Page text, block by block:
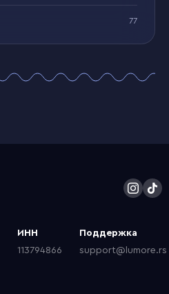
77
ИНН
113794866
Поддержка
support@lumore.rs